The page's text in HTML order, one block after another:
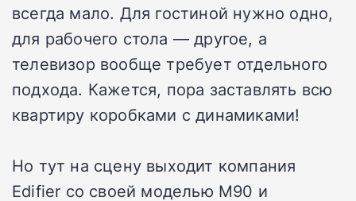
всегда мало. Для гостиной нужно одно,
для рабочего стола — другое, а
телевизор вообще требует отдельного
подхода. Кажется, пора заставлять всю
квартиру коробками с динамиками!
Но тут на сцену выходит компания
Edifier со своей моделью M90 и